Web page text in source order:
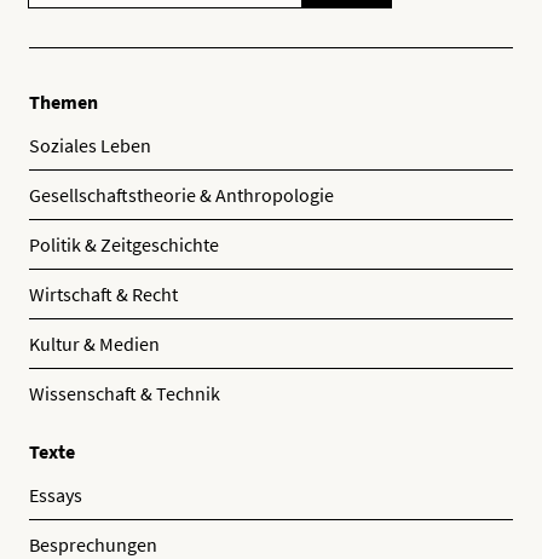
Themen
Soziales Leben
Gesellschaftstheorie & Anthropologie
Politik & Zeitgeschichte
Wirtschaft & Recht
Kultur & Medien
Wissenschaft & Technik
Texte
Essays
Besprechungen